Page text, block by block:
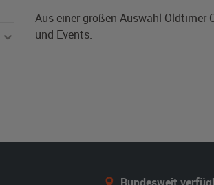
Aus einer großen Auswahl
und Events.